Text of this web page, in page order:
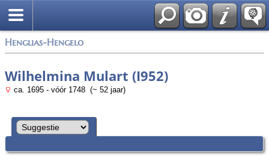
Henglias-Hengelo
Wilhelmina Mulart (I952)
ca. 1695 - vóór 1748 (~ 52 jaar)